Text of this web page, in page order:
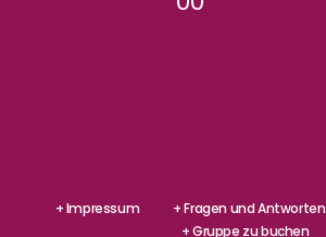
+ Impressum + Fragen und Antworten
+ Gruppe zu buchen